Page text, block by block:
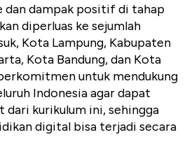
dan dampak positif di tahap
diperluas ke sejumlah
Kota Lampung, Kabupaten
Kota Bandung, dan Kota
untuk mendukung
Indonesia agar dapat
dari kurikulum ini, sehingga
digital bisa terjadi secara